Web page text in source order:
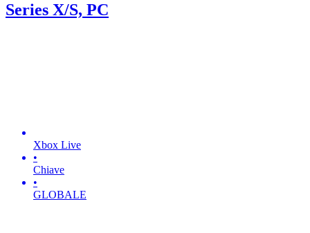
Series X/S, PC
Xbox Live
•
Chiave
•
GLOBALE